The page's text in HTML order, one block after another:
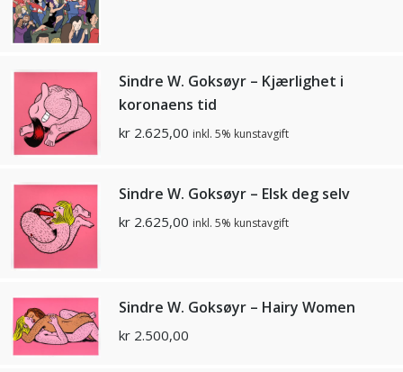
Sindre W. Goksøyr – Kjærlighet i
koronaens tid
kr 2.625,00 inkl. 5% kunstavgift
Sindre W. Goksøyr – Elsk deg selv
kr 2.625,00 inkl. 5% kunstavgift
Sindre W. Goksøyr – Hairy Women
kr 2.500,00